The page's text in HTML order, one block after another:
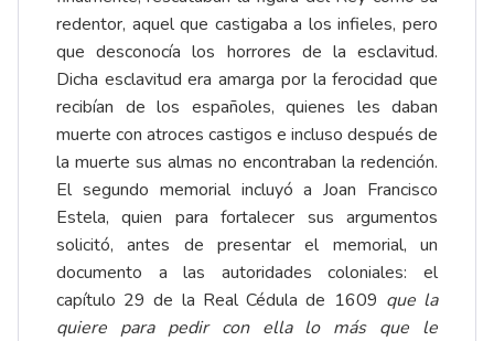
redentor, aquel que castigaba a los infieles, pero
que desconocía los horrores de la esclavitud.
Dicha esclavitud era amarga por la ferocidad que
recibían de los españoles, quienes les daban
muerte con atroces castigos e incluso después de
la muerte sus almas no encontraban la redención.
El segundo memorial incluyó a Joan Francisco
Estela, quien para fortalecer sus argumentos
solicitó, antes de presentar el memorial, un
documento a las autoridades coloniales: el
capítulo 29 de la Real Cédula de 1609 que la
quiere para pedir con ella lo más que le